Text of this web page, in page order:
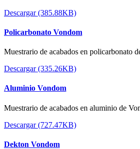
Descargar (385.88KB)
Policarbonato Vondom
Muestrario de acabados en policarbonato
Descargar (335.26KB)
Aluminio Vondom
Muestrario de acabados en aluminio de
Descargar (727.47KB)
Dekton Vondom